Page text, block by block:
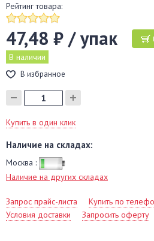
Рейтинг товара:
47,48 ₽ / упак
В наличии
В избранное
Купить в один клик
Наличие на складах:
Москва :
Наличие на других складах
Запрос прайс-листа Купить по
Условия доставки
Запросить оферту